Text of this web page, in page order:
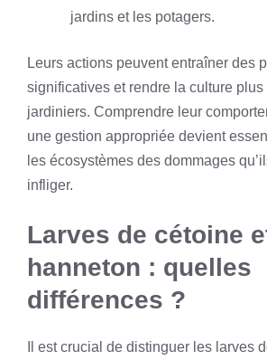
jardins et les potagers.
Leurs actions peuvent entraîner des
significatives et rendre la culture
jardiniers. Comprendre leur
une gestion appropriée devient
les écosystèmes des dommages
infliger.
Larves de cétoine
hanneton : quelles
différences ?
Il est crucial de distinguer les larves